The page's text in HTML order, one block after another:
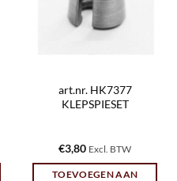
art.nr. HK7377
KLEPSPIESET
€3,80 Excl. BTW
TOEVOEGEN AAN